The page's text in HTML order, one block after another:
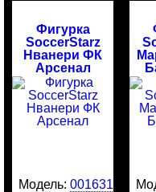
Фигурка
SoccerStarz
Нванери ФК
Арсенал
Модель:0016314